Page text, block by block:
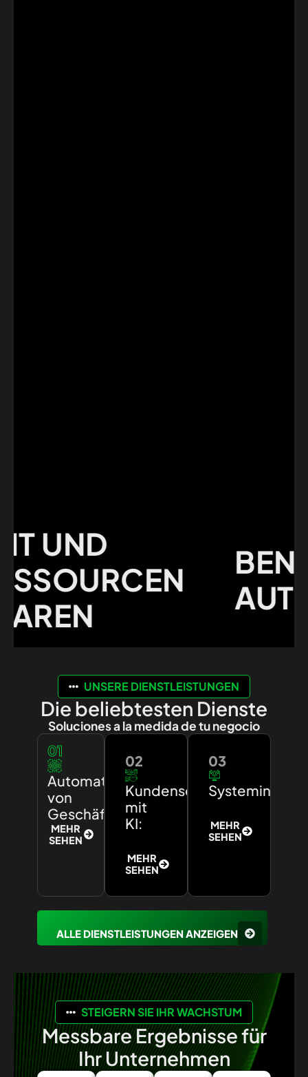
UNSERE DIENSTLEISTUNGEN
Die beliebtesten Dienste
Soluciones a la medida de tu negocio
01
Automatisierung
von
Geschäftsprozessen:
MEHR
SEHEN
02
Kundenservice
mit
KI:
MEHR
SEHEN
03
MEHR
SEHEN
ALLE DIENSTLEISTUNGEN ANZEIGEN
STEIGERN SIE IHR WACHSTUM
Messbare Ergebnisse für
Ihr Unternehmen